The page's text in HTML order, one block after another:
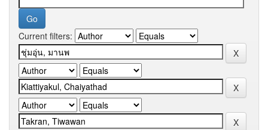
Current filters: